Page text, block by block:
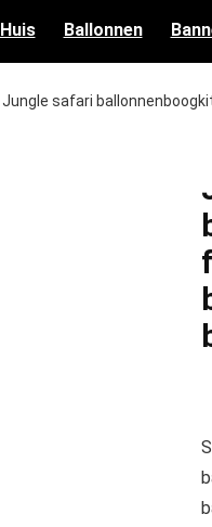
Huis Ballonnen
Jungle safari